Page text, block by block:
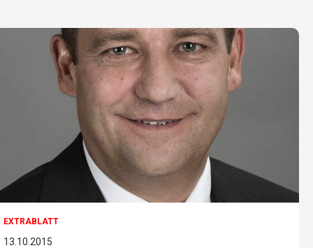
EXTRABLATT
13.10.2015